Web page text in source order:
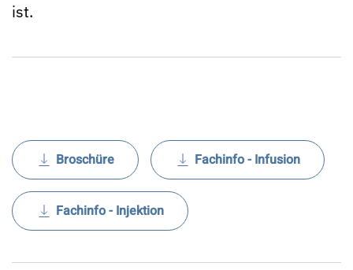
ist.
Broschüre Fachinfo - Infusion
Fachinfo - Injektion